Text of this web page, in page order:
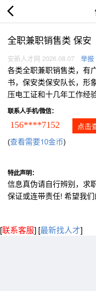
全职兼职销售类 保安
安新人才网 2026.08.07 举报
各类全职兼职销售类，有
书，保安类保安队长，形
压电工证和十几年工作经
联系人手机/微信：
156****7152 点击
(查看需要10金币)
特此声明：
信息真伪请自行辨别，求
保证或连带责任! 希望我
[联系客服] [最新找人才]